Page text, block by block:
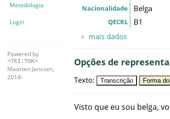
Metodologia
Login
Powered by
<TEI:TOK>
Maarten Janssen,
2014-
Nacionalidade Belga
QECRL
B1
mais dados
Opções de
Texto: Transcrição Forma
Visto que eu sou belga,